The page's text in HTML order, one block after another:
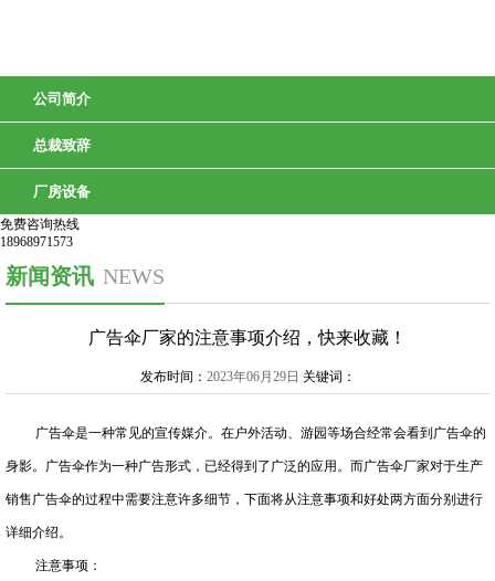
公司简介
总裁致辞
厂房设备
免费咨询热线
18968971573
新闻资讯 NEWS
广告伞厂家的注意事项介绍，快来收藏！
发布时间： 2023年06月29日 关键词：
广告伞是一种常见的宣传媒介。在户外活动、游园等场合经常会看到广告伞的
身影。广告伞作为一种广告形式，已经得到了广泛的应用。而广告伞厂家对于生产
销售广告伞的过程中需要注意许多细节，下面将从注意事项和好处两方面分别进行
详细介绍。
注意事项：